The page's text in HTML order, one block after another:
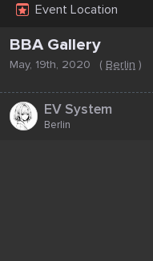
Event Location
BBA Gallery
May, 19th, 2020 ( Berlin )
EV System
Berlin